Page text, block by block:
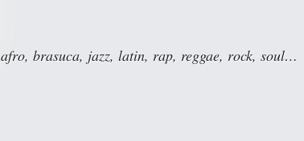
afro, brasuca, jazz, latin, rap, reggae, rock, soul…